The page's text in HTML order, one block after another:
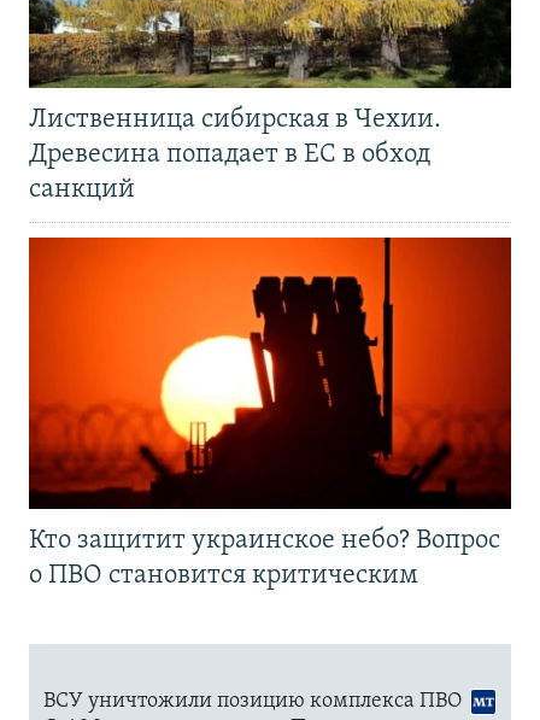
Лиственница сибирская в Чехии.
Древесина попадает в ЕС в обход
санкций
Кто защитит украинское небо? Вопрос
о ПВО становится критическим